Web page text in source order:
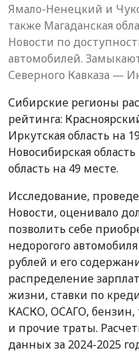
Ямало-Ненецкий и
также Магаданская
Новости по
автомобилей.
Северного Кавказа —
Сибирские регионы
рейтинга:
Иркутская область на
Новосибирская
область на 49 месте.
Исследование,
Новости, оценивало
позволить себе
недорогого
рублей и его
распределение
жизни, ставки по
КАСКО, ОСАГО, бензин,
и прочие траты.
данных за 2024-2025